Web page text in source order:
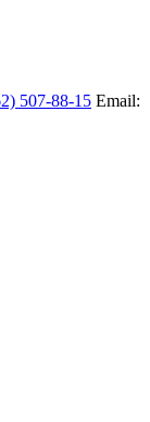
507-88-15 Email: